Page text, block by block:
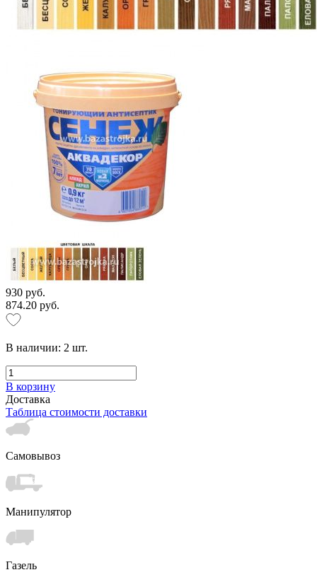
930 руб.
874.20 руб.
В наличии: 2 шт.
В корзину
Доставка
Таблица стоимости доставки
Самовывоз
Манипулятор
Газель